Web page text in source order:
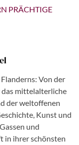
PRÄCHTIGE
Von der
mittelalterliche
der weltoffenen
Kunst und
und
in ihrer schönsten